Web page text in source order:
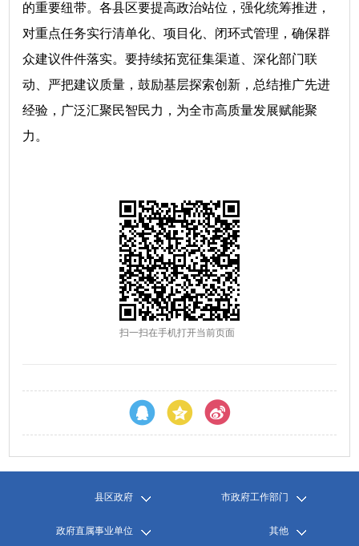
的重要纽带。各县区要提高政治站位，强化统筹推进，
对重点任务实行清单化、项目化、闭环式管理，确保群
众建议件件落实。要持续拓宽征集渠道、深化部门联
动、严把建议质量，鼓励基层探索创新，总结推广先进
经验，广泛汇聚民智民力，为全市高质量发展赋能聚
力。
扫一扫在手机打开当前页面
县区政府 市政府工作部门
政府直属事业单位 其他